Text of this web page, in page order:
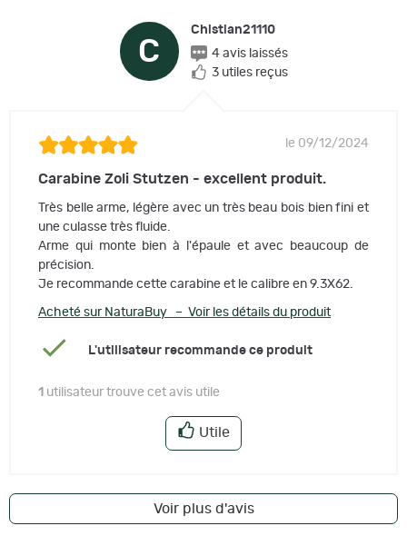
C
Chistian21110
4 avis laissés
3 utiles reçus
le 09/12/2024
Carabine Zoli Stutzen - excellent produit.
Très belle arme, légère avec un très beau bois bien fini et
une culasse très fluide.
Arme qui monte bien à l'épaule et avec beaucoup de
précision.
Je recommande cette carabine et le calibre en 9.3X62.
Acheté sur NaturaBuy – Voir les détails du produit
L'utilisateur recommande ce produit
1 utilisateur trouve cet avis utile
Utile
Voir plus d'avis